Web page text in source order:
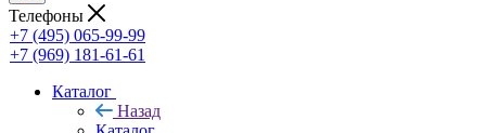
Телефоны
+7 (495) 065-99-99
+7 (969) 181-61-61
Каталог
Назад